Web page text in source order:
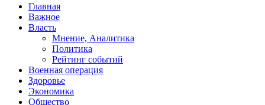
Главная
Важное
Власть
Мнение, Аналитика
Политика
Рейтинг событий
Военная операция
Здоровье
Экономика
Общество